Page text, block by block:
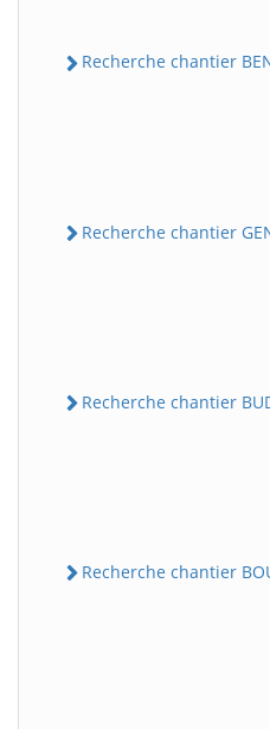
Recherche chantier
Recherche chantier
Recherche chantier
Recherche chantier